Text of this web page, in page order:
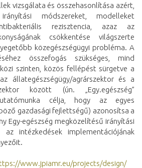
vizsgálata és összehasonlítása azért,
módszereket, modelleket
rezisztencia, azaz az
csökkentése világszerte
közegészségügyi probléma. A
összefogás szükséges, mind
szinten, közös fellépést sürgetve a
állategészségügy/agrárszektor és a
között (ún. „Egy.egészség”
célja, hogy az egyes
gazdasági fejlettségű) azonosítsa a
Egy-egészség megközelítésű irányítási
az intézkedések implementációjának
www.jpiamr.eu/projects/design/